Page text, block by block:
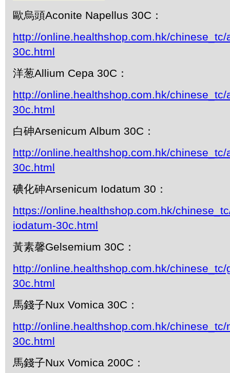
歐烏頭Aconite Napellus 30C：
http://online.healthshop.com.hk/
30c.html
洋葱Allium Cepa 30C：
http://online.healthshop.com.hk/chinese_tc/
30c.html
白砷Arsenicum Album 30C：
http://online.healthshop.com.hk/
30c.html
碘化砷Arsenicum Iodatum 30：
https://online.healthshop.com.hk/
iodatum-30c.html
黃素馨Gelsemium 30C：
http://online.healthshop.com.hk/chinese_tc/
30c.html
馬錢子Nux Vomica 30C：
http://online.healthshop.com.hk/chinese_tc/
30c.html
馬錢子Nux Vomica 200C：